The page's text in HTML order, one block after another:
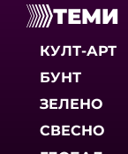
ТЕМИ
КУЛТ-АРТ
БУНТ
ЗЕЛЕНО
СВЕСНО